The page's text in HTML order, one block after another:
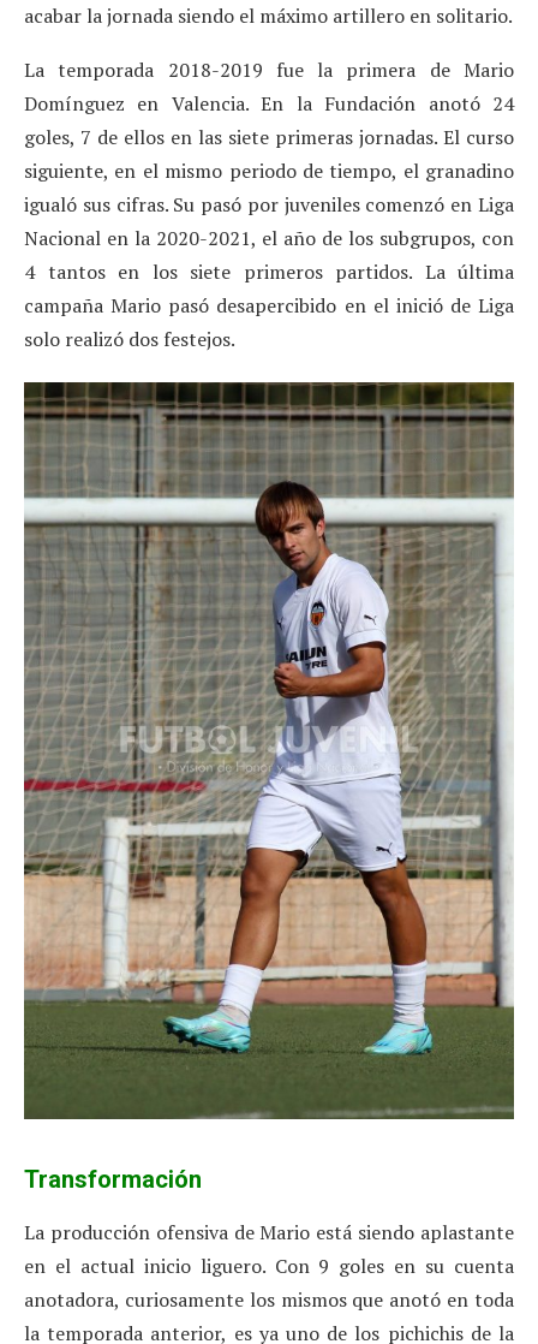
acabar la jornada siendo el máximo artillero en solitario.
La temporada 2018-2019 fue la primera de Mario
Domínguez en Valencia. En la Fundación anotó 24
goles, 7 de ellos en las siete primeras jornadas. El curso
siguiente, en el mismo periodo de tiempo, el granadino
igualó sus cifras. Su pasó por juveniles comenzó en Liga
Nacional en la 2020-2021, el año de los subgrupos, con
4 tantos en los siete primeros partidos. La última
campaña Mario pasó desapercibido en el inició de Liga
solo realizó dos festejos.
Transformación
La producción ofensiva de Mario está siendo aplastante
en el actual inicio liguero. Con 9 goles en su cuenta
anotadora, curiosamente los mismos que anotó en toda
la temporada anterior, es ya uno de los pichichis de la